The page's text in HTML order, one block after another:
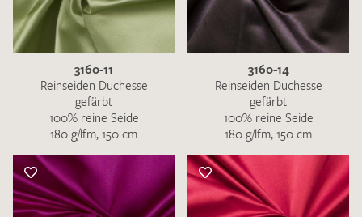
3160-11
Reinseiden Duchesse
gefärbt
100% reine Seide
180 g/lfm, 150 cm
3160-14
Reinseiden Duchesse
gefärbt
100% reine Seide
180 g/lfm, 150 cm